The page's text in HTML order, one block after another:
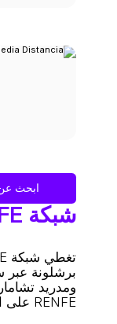
ابحث عن
شبكة RENFE
برشلونة عبر
ومدريد
RENFE على الشبكة AVE وAvlo وAlvia وAvant وMedia Distancia وCercanías وCercanías AM، مع تحديد أنماط الخدمة وفقًا للممر ونوع البنية التحتية.